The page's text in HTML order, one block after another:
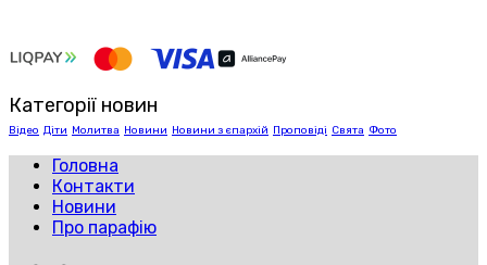
Категорії новин
Відео Діти Молитва Новини Новини з єпархій Проповіді Свята Фото
Головна
Контакти
Новини
Про парафію